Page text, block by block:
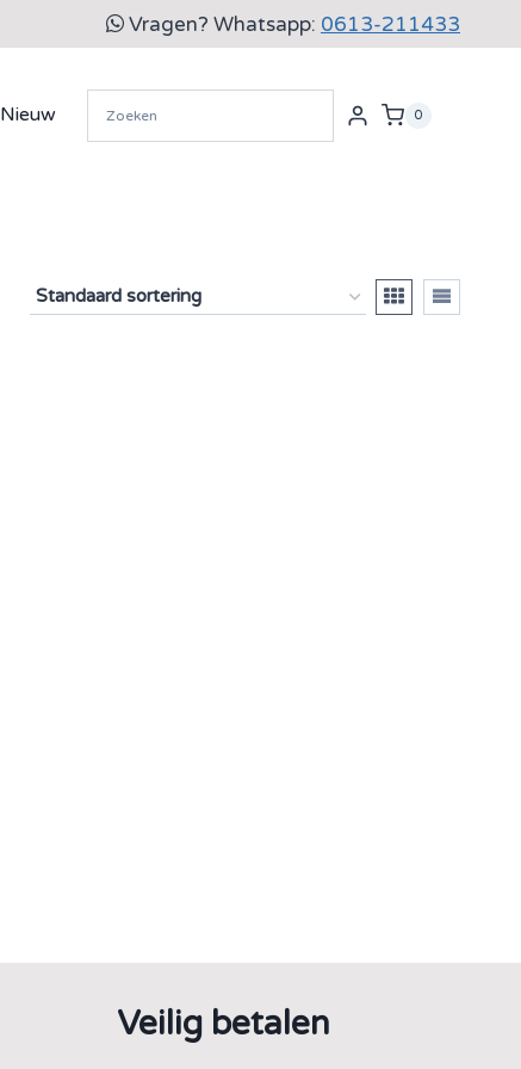
Vragen? Whatsapp: 0613-211433
Nieuw 0
Veilig betalen